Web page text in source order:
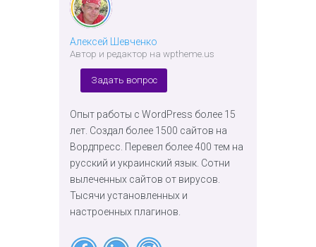
Алексей Шевченко
Автор и редактор на wptheme.us
Задать вопрос
Опыт работы с WordPress более 15
лет. Создал более 1500 сайтов на
Вордпресс. Перевел более 400 тем на
русский и украинский язык. Сотни
вылеченных сайтов от вирусов.
Тысячи установленных и
настроенных плагинов.